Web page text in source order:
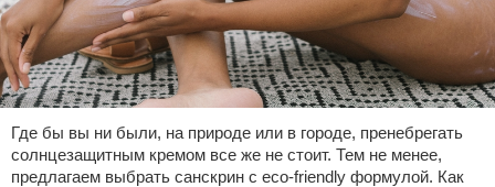
Где бы вы ни были, на природе или в городе, пренебрегать
солнцезащитным кремом все же не стоит. Тем не менее,
предлагаем выбрать санскрин с eco-friendly формулой. Как